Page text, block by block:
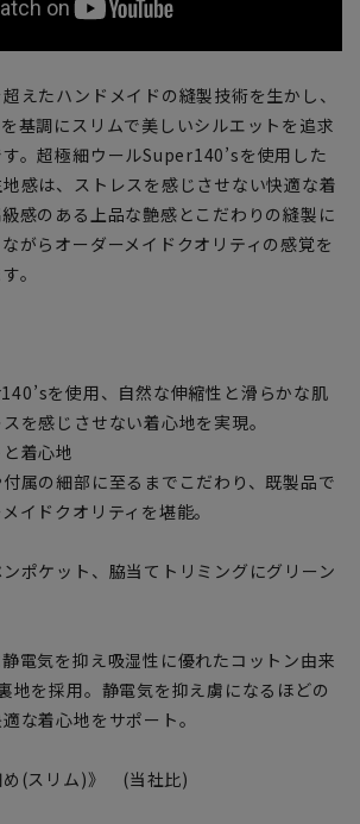
えたハンドメイドの縫製技術を生かし、
基調にスリムで美しいシルエットを追求
。超極細ウールSuper140’sを使用した
感は、ストレスを感じさせない快適な着
感のある上品な艶感とこだわりの縫製に
がらオーダーメイドクオリティの感覚を
。
を使用、自然な伸縮性と滑らかな肌
を感じさせない着心地を実現。
着心地
属の細部に至るまでこだわり、既製品で
イドクオリティを堪能。
ポケット、脇当てトリミングにグリーン
電気を抑え吸湿性に優れたコットン由来
地を採用。静電気を抑え虜になるほどの
な着心地をサポート。
め(スリム)》 (当社比)